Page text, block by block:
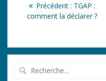
Précédent : Article
précédent
TGAP :
comment la déclarer ?